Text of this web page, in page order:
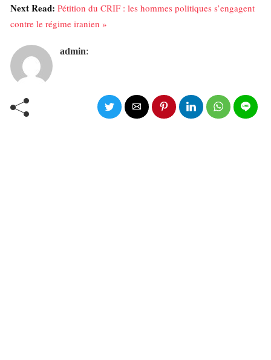
Next Read: Pétition du CRIF : les hommes politiques s’engagent
contre le régime iranien »
admin: